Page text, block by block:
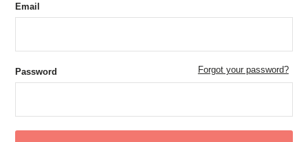
Email
Password Forgot your password?